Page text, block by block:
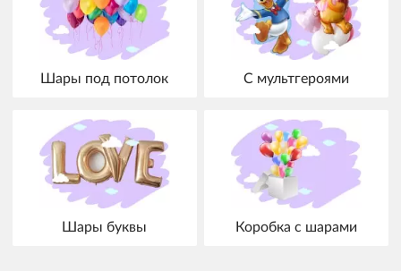
Шары под потолок С мультгероями
Шары буквы Коробка с шарами